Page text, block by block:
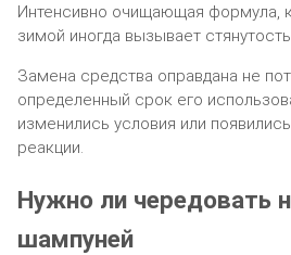
Интенсивно очищающая формула,
зимой иногда вызывает
Замена средства оправдана не
определенный срок его
изменились условия или
реакции.
Нужно ли чередовать
шампуней